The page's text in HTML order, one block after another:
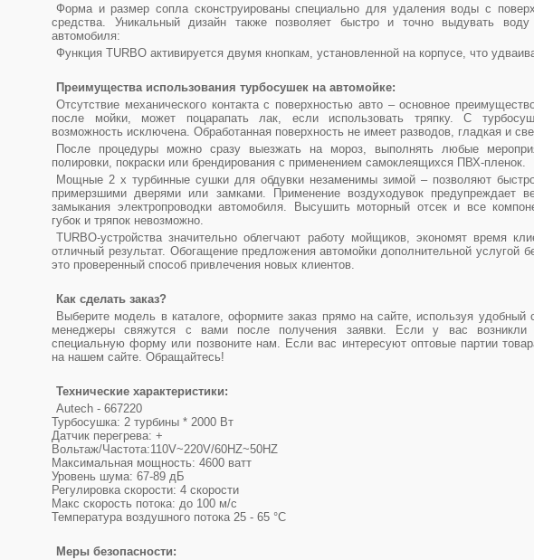
класса с
голубая,
Форма и размер сопла сконструированы специально для удаления воды с
средства. Уникальный дизайн также позволяет быстро и точно выдувать
автомобиля:
Функция TURBO активируется двумя кнопкам, установленной на корпусе, что
Преимущества использования турбосушек на автомойке:
Отсутствие механического контакта с поверхностью авто – основное
после мойки, может поцарапать лак, если использовать тряпку. С
возможность исключена. Обработанная поверхность не имеет разводов, гладкая и
После процедуры можно сразу выезжать на мороз, выполнять любые
полировки, покраски или брендирования с применением самоклеящихся ПВХ-пленок.
Мощные 2 х турбинные сушки для обдувки незаменимы зимой – позволяют
примерзшими дверями или замками. Применение воздуходувок предупреждает
замыкания электропроводки автомобиля. Высушить моторный отсек и все
губок и тряпок невозможно.
TURBO-устройства значительно облегчают работу мойщиков, экономят время
отличный результат. Обогащение предложения автомойки дополнительной услугой
это проверенный способ привлечения новых клиентов.
Как сделать заказ?
Выберите модель в каталоге, оформите заказ прямо на сайте, используя
менеджеры свяжутся с вами после получения заявки. Если у вас возникли
специальную форму или позвоните нам. Если вас интересуют оптовые партии
на нашем сайте. Обращайтесь!
Технические характеристики:
Autech - 667220
Турбосушка: 2 турбины * 2000 Вт
Датчик перегрева: +
Вольтаж/Частота:110V~220V/60HZ~50HZ
Максимальная мощность: 4600 ватт
Уровень шума: 67-89 дБ
Регулировка скорости: 4 скорости
Макс скорость потока: до 100 м/с
Температура воздушного потока 25 - 65 °C
Меры безопасности: